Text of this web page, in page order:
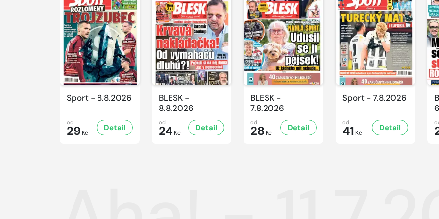
Sport - 8.8.2026
od
29 Kč
Detail
BLESK -
8.8.2026
od
24 Kč
Detail
BLESK -
7.8.2026
od
28 Kč
Detail
Sport - 7.8.2026
od
41 Kč
Detail